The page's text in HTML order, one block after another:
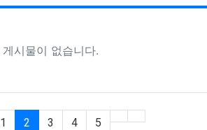
게시물이 없습니다.
1 2(current)
3 4 5